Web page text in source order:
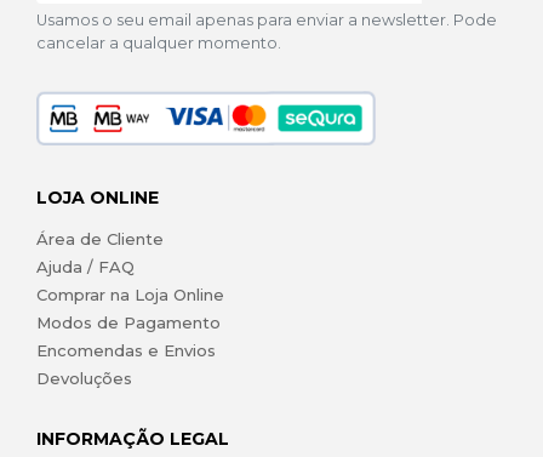
Usamos o seu email apenas para enviar a newsletter. Pode
cancelar a qualquer momento.
LOJA ONLINE
Área de Cliente
Ajuda / FAQ
Comprar na Loja Online
Modos de Pagamento
Encomendas e Envios
Devoluções
INFORMAÇÃO LEGAL